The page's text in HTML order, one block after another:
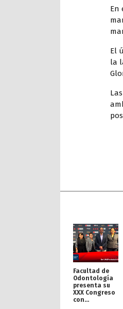
En
El
la
Facultad de
Odontología
presenta su
XXX Congreso
con